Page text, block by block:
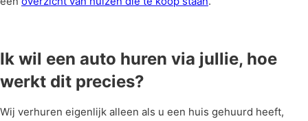
Ik wil een auto huren via jullie, hoe
werkt dit precies?
Wij verhuren eigenlijk alleen als u een huis gehuurd heeft,